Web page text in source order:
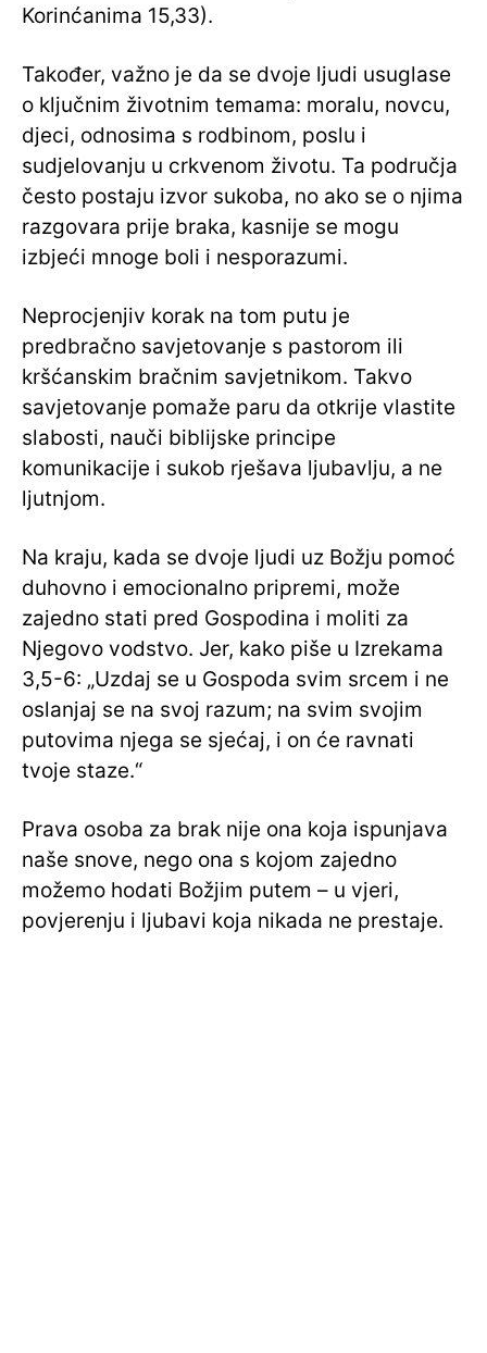
Korinćanima 15,33).
Također, važno je da se dvoje ljudi usuglase
o ključnim životnim temama: moralu, novcu,
djeci, odnosima s rodbinom, poslu i
sudjelovanju u crkvenom životu. Ta područja
često postaju izvor sukoba, no ako se o njima
razgovara prije braka, kasnije se mogu
izbjeći mnoge boli i nesporazumi.
Neprocjenjiv korak na tom putu je
predbračno savjetovanje s pastorom ili
kršćanskim bračnim savjetnikom. Takvo
savjetovanje pomaže paru da otkrije vlastite
slabosti, nauči biblijske principe
komunikacije i sukob rješava ljubavlju, a ne
ljutnjom.
Na kraju, kada se dvoje ljudi uz Božju pomoć
duhovno i emocionalno pripremi, može
zajedno stati pred Gospodina i moliti za
Njegovo vodstvo. Jer, kako piše u Izrekama
3,5-6: „Uzdaj se u Gospoda svim srcem i ne
oslanjaj se na svoj razum; na svim svojim
putovima njega se sjećaj, i on će ravnati
tvoje staze.“
Prava osoba za brak nije ona koja ispunjava
naše snove, nego ona s kojom zajedno
možemo hodati Božjim putem – u vjeri,
povjerenju i ljubavi koja nikada ne prestaje.